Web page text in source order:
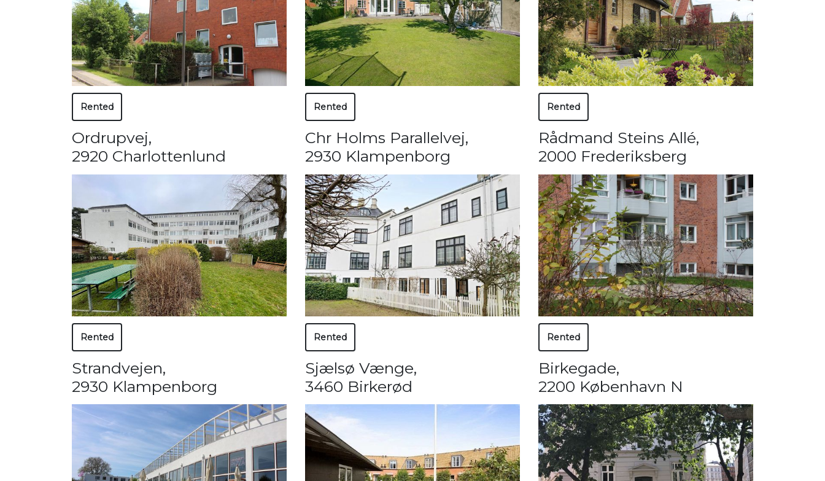
Rented Rented Rented
Ordrupvej,
2920 Charlottenlund
Rented
Chr Holms Parallelvej,
2930 Klampenborg
Rented
Rådmand Steins Allé,
2000 Frederiksberg
Rented
Strandvejen,
2930 Klampenborg
Sjælsø Vænge,
3460 Birkerød
Birkegade,
2200 København N